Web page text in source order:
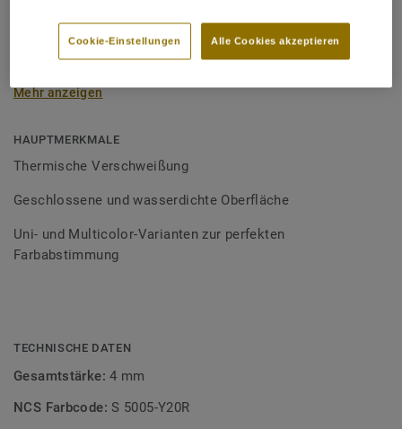
zweier PVC-Bahnen verwendet und sorgen für eine
wasserdichte und geschlossene Oberfläche, Grundlage für
Schweißschnüre sind erhältlich in den Varianten Uni und
Bodenbelagssortiment abgestimmt. Durch die Verwendung
von Kontrastfarben lassen sich auch besondere
Mehr anzeigen
HAUPTMERKMALE
Thermische Verschweißung
Geschlossene und wasserdichte Oberfläche
Uni- und Multicolor-Varianten zur perfekten
Farbabstimmung
TECHNISCHE DATEN
Gesamtstärke:4 mm
NCS Farbcode:S 5005-Y20R
Alle Cookies akzeptieren
Cookie-Einstellungen